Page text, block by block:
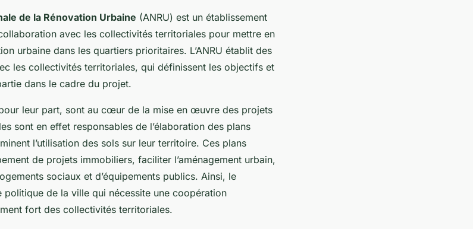
de la Rénovation Urbaine (ANRU) est un établissement
avec les collectivités territoriales pour mettre en
urbaine dans les quartiers prioritaires. L’ANRU établit des
les collectivités territoriales, qui définissent les objectifs et
dans le cadre du projet.
leur part, sont au cœur de la mise en œuvre des projets
sont en effet responsables de l’élaboration des plans
l’utilisation des sols sur leur territoire. Ces plans
de projets immobiliers, faciliter l’aménagement urbain,
sociaux et d’équipements publics. Ainsi, le
politique de la ville qui nécessite une coopération
fort des collectivités territoriales.